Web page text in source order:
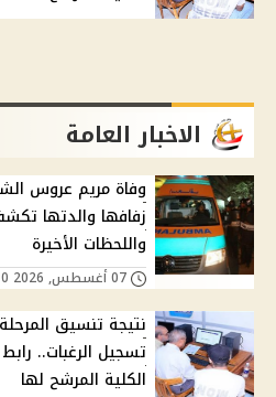
الاخبار العامة
وفاة مريم عروس
زفافها والدتها
واللحظات الأخيرة
تسجيل الرغبات..
الكلية المرشح لها